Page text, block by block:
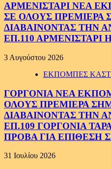
ΑΡΜΕΝΙΣΤΑΡΙ ΝΕΑ
ΣΕ ΟΛΟΥΣ ΠΡΕΜΙΕΡΑ
ΔΙΑΒΑΙΝΟΝΤΑΣ ΤΗΝ
ΕΠ.110 ΑΡΜΕΝΙΣΤΑΡΙ
3 Αυγούστου 2026
ΕΚΠΟΜΠΕΣ
ΓΟΡΓΟΝΙΑ ΝΕΑ
ΟΛΟΥΣ ΠΡΕΜΙΕΡΑ
ΔΙΑΒΑΙΝΟΝΤΑΣ ΤΗΝ
ΕΠ.109 ΓΟΡΓΟΝΙΑ
ΠΡΟΒΑ ΓΙΑ ΕΠΙΘΕΣΗ
31 Ιουλίου 2026